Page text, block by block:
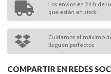
Los envios en 24 h de
que están en stock
Cuidamos al máximo
lleguen perfectos
COMPARTIR EN REDES